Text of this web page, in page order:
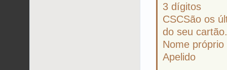
3 dígitos
CSCSão os
do seu cartão.
Nome próprio
Apelido